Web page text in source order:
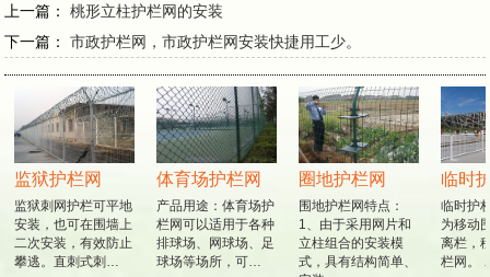
上一篇：桃形立柱护栏网的安装
下一篇：市政护栏网，市政护栏网安装快捷用工少。
监狱护栏网
监狱刺网护栏可平地
安装，也可在围墙上
二次安装，有效防止
攀逃。直刺式刺…
体育场护栏网
产品用途：体育场护
栏网可以适用于各种
排球场、网球场、足
球场等场所，可…
圈地护栏网
围地护栏网特点：
1、由于采用网片和
立柱组合的安装模
式，具有结构简单、
临时
临时护
为移动
离栏，
栏网。